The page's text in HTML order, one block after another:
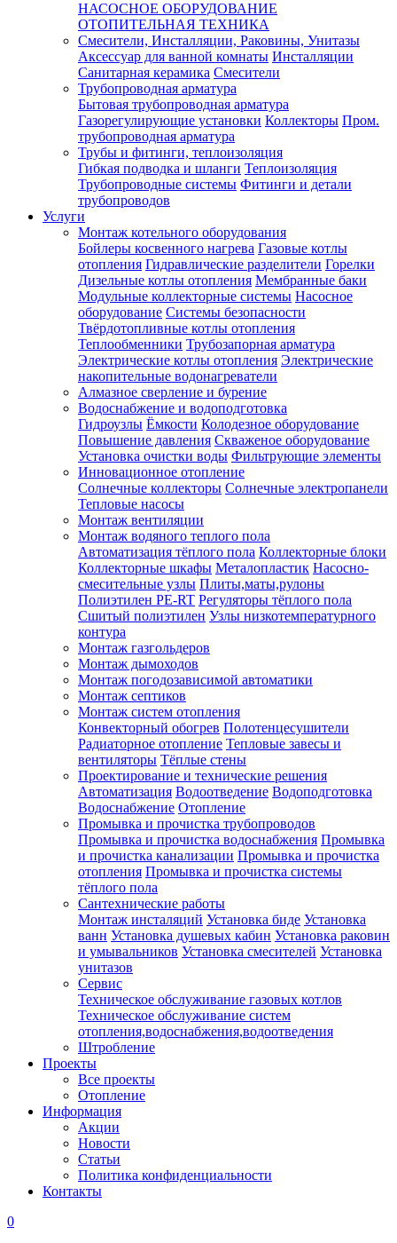
НАСОСНОЕ ОБОРУДОВАНИЕ
ОТОПИТЕЛЬНАЯ ТЕХНИКА
Смесители, Инсталляции, Раковины, Унитазы
Аксессуар для ванной комнаты Инсталляции
Санитарная керамика Смесители
Трубопроводная арматура
Бытовая трубопроводная арматура
Газорегулирующие установки Коллекторы Пром.
трубопроводная арматура
Трубы и фитинги, теплоизоляция
Гибкая подводка и шланги Теплоизоляция
Трубопроводные системы Фитинги и детали
трубопроводов
Услуги
Монтаж котельного оборудования
Бойлеры косвенного нагрева Газовые котлы
отопления Гидравлические разделители Горелки
Дизельные котлы отопления Мембранные баки
Модульные коллекторные системы Насосное
оборудование Системы безопасности
Твёрдотопливные котлы отопления
Теплообменники Трубозапорная арматура
Электрические котлы отопления Электрические
накопительные водонагреватели
Алмазное сверление и бурение
Водоснабжение и водоподготовка
Гидроузлы Ёмкости Колодезное оборудование
Повышение давления Скваженое оборудование
Установка очистки воды Фильтрующие элементы
Инновационное отопление
Солнечные коллекторы Солнечные электропанели
Тепловые насосы
Монтаж вентиляции
Монтаж водяного теплого пола
Автоматизация тёплого пола Коллекторные блоки
Коллекторные шкафы Металопластик Насосно-
смесительные узлы Плиты,маты,рулоны
Полиэтилен PE-RT Регуляторы тёплого пола
Сшитый полиэтилен Узлы низкотемпературного
контура
Монтаж газгольдеров
Монтаж дымоходов
Монтаж погодозависимой автоматики
Монтаж септиков
Монтаж систем отопления
Конвекторный обогрев Полотенцесушители
Радиаторное отопление Тепловые завесы и
вентиляторы Тёплые стены
Проектирование и технические решения
Автоматизация Водоотведение Водоподготовка
Водоснабжение Отопление
Промывка и прочистка трубопроводов
Промывка и прочистка водоснабжения Промывка
и прочистка канализации Промывка и прочистка
отопления Промывка и прочистка системы
тёплого пола
Сантехнические работы
Монтаж инсталяций Установка биде Установка
ванн Установка душевых кабин Установка раковин
и умывальников Установка смесителей Установка
унитазов
Сервис
Техническое обслуживание газовых котлов
Техническое обслуживание систем
отопления,водоснабжения,водоотведения
Штробление
Проекты
Все проекты
Отопление
Информация
Акции
Новости
Статьи
Политика конфиденциальности
Контакты
0